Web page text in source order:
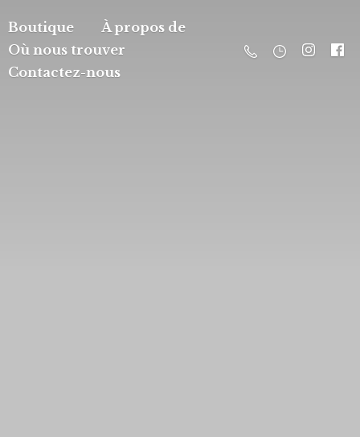
Boutique
À propos de
Où nous trouver
Contactez-nous